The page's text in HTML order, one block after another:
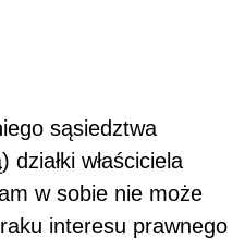
sąsiedztwa
właściciela
w sobie nie może
interesu prawnego